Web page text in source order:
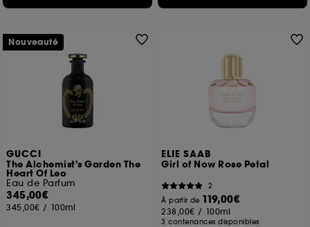
GUCCI
The Alchemist's Garden The
Heart Of Leo
Eau de Parfum
345,00€
345,00€ / 100ml
Nouveauté
ELIE SAAB
Girl of Now Rose Petal
2
À partir de 119,00€
238,00€ / 100ml
3 contenances disponibles